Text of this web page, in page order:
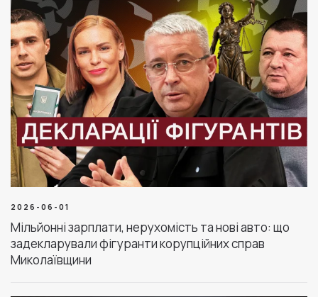
2026-06-01
Мільйонні зарплати, нерухомість та нові авто: що
задекларували фігуранти корупційних справ
Миколаївщини